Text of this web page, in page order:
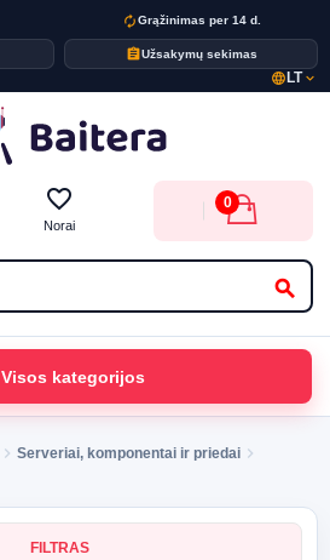
autorenewGrąžinimas per 14 d.
assignmentUžsakymų sekimas
language LTexpand_more
search
favorite_border
Norai
0
Visos kategorijos
Serveriai, komponentai ir priedai
FILTRAS